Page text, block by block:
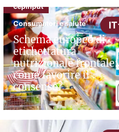
IT
cepInput
Consumatori e salute
Schema europeo di
etichettatura
nutrizionale frontale:
come favorire il
consenso?